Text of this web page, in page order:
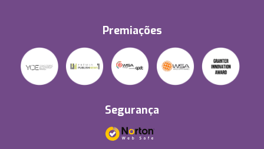
Premiações
Segurança